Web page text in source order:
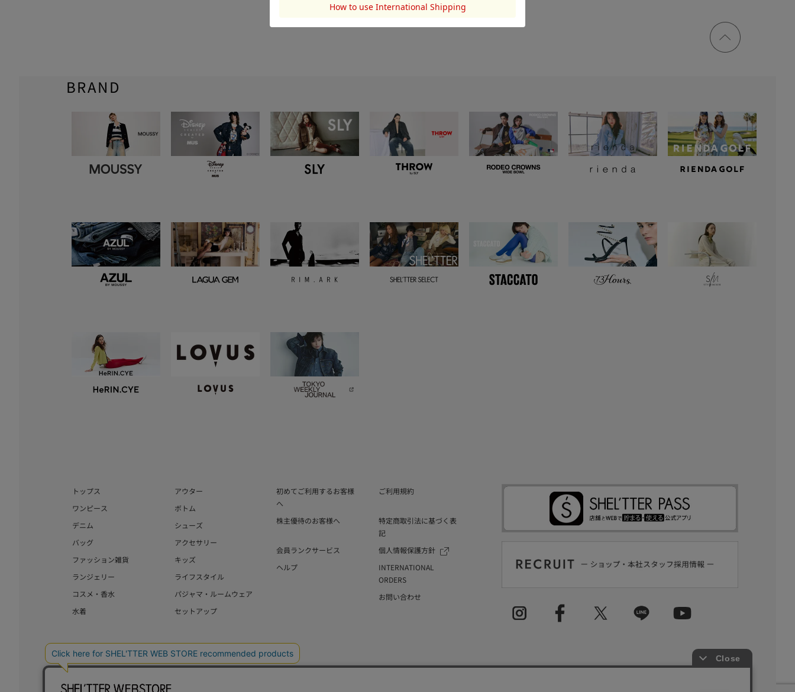
ページ
トップ
BRAND
トップス
アウター
ワンピース
ボトム
デニム
シューズ
バッグ
アクセサリー
ファッション雑貨
キッズ
ランジェリー
ライフスタイル
コスメ・香水
パジャマ・ルームウェア
水着
セットアップ
初めてご利用するお客様
へ
ご利用規約
株主優待のお客様へ
特定商取引法に基づく表
記
会員ランクサービス
個人情報保護方針
ヘルプ
INTERNATIONAL
ORDERS
お問い合わせ